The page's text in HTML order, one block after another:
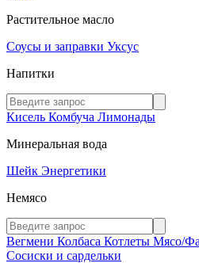
Растительное масло
Соусы и заправки Уксус
Напитки
Кисель Комбуча Лимонады
Минеральная вода
Шейк Энергетики
Немясо
Вегмени Колбаса Котлеты Мясо/
Сосиски и сардельки